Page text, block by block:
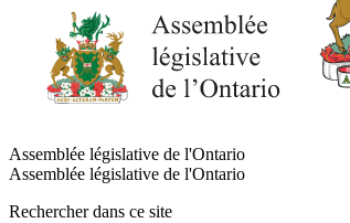
Assemblée législative de l'Ontario
Assemblée législative de l'Ontario
Rechercher dans ce site